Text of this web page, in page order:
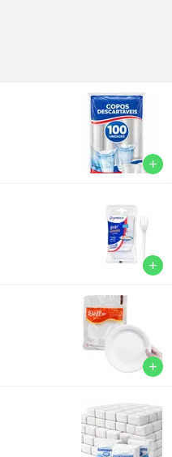
add
add
add